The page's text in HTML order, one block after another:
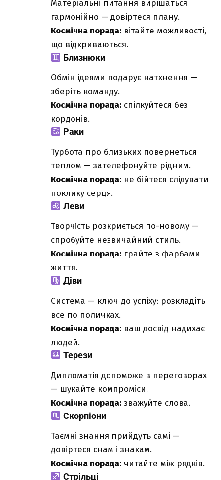
Матеріальні питання вирішаться
гармонійно — довіртеся плану.
Космічна порада: вітайте можливості,
що відкриваються.
Близнюки
Обмін ідеями подарує натхнення —
зберіть команду.
Космічна порада: спілкуйтеся без
кордонів.
Раки
Турбота про близьких повернеться
теплом — зателефонуйте рідним.
Космічна порада: не бійтеся слідувати
поклику серця.
Леви
Творчість розкриється по-новому —
спробуйте незвичайний стиль.
Космічна порада: грайте з фарбами
життя.
Діви
Система — ключ до успіху: розкладіть
все по поличках.
Космічна порада: ваш досвід надихає
людей.
Терези
Дипломатія допоможе в переговорах
— шукайте компроміси.
Космічна порада: зважуйте слова.
Скорпіони
Таємні знання прийдуть самі —
довіртеся снам і знакам.
Космічна порада: читайте між рядків.
Стрільці